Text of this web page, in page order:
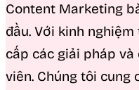
Content Marketing
đầu. Với kinh
cấp các giải pháp và
viên. Chúng tôi cung